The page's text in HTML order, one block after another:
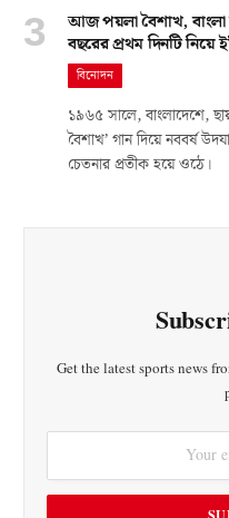
আজ পয়লা বৈশাখ, বাংলা
বছরের প্রথম দিনটি নিয়ে
বিনোদন
১৯৬৫ সালে, বাংলাদেশে,
বৈশাখ’ গান দিয়ে নববর্ষ
চেতনার প্রতীক হয়ে ওঠে।
Get the latest sports news